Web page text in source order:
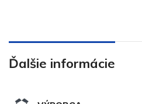
Ďalšie informácie